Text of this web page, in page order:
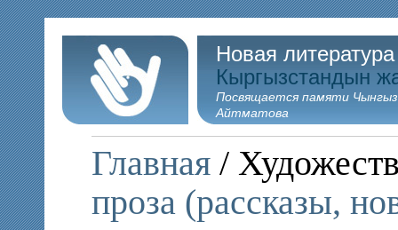
Новая
Кыргызстандын
Посвящается памяти
Айтматова
Главная /
проза (рассказы,